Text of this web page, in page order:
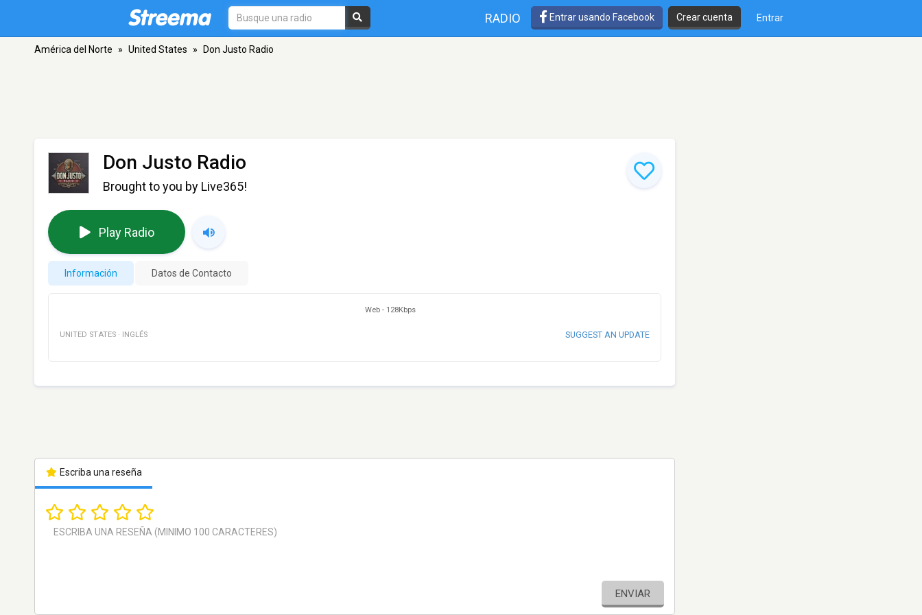
RADIO Entrar usando Facebook Crear cuenta Entrar
América del Norte » United States » Don Justo Radio
Don Justo Radio
Brought to you by Live365!
Play Radio
Información Datos de Contacto
Web - 128Kbps
UNITED STATES · INGLÉS SUGGEST AN UPDATE
Escriba una reseña
ENVIAR